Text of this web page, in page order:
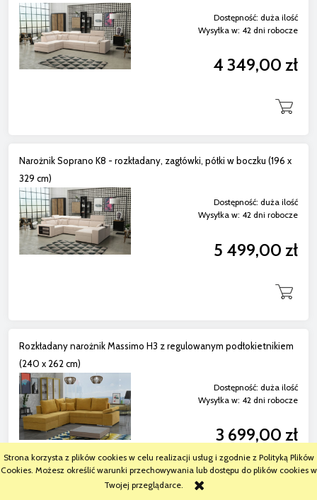
Strona korzysta z plików cookies w celu realizacji usług i zgodnie z Polityką Plików
Cookies. Możesz określić warunki przechowywania lub dostępu do plików cookies w
Twojej przeglądarce.
Dostępność: duża ilość
Wysyłka w: 42 dni robocze
4 349,00 zł
Narożnik Soprano K8 - rozkładany, zagłówki, półki w boczku (196 x
329 cm)
Dostępność: duża ilość
Wysyłka w: 42 dni robocze
5 499,00 zł
Rozkładany narożnik Massimo H3 z regulowanym podłokietnikiem
(240 x 262 cm)
Dostępność: duża ilość
Wysyłka w: 42 dni robocze
3 699,00 zł